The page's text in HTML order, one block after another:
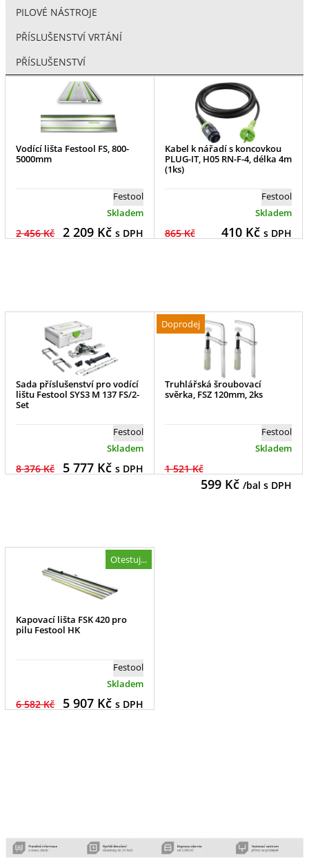
PILOVÉ NÁSTROJE
PŘÍSLUŠENSTVÍ VRTÁNÍ
PŘÍSLUŠENSTVÍ
Vodící lišta Festool FS, 800-
5000mm
Festool
Skladem
2 456 Kč 2 209Kč s DPH
Kabel k nářadí s koncovkou
PLUG-IT, H05 RN-F-4, délka 4m
(1ks)
Festool
Skladem
865 Kč 410Kč s DPH
Sada příslušenství pro vodící
lištu Festool SYS3 M 137 FS/2-
Set
Festool
Skladem
8 376 Kč 5 777Kč s DPH
Doprodej
Truhlářská šroubovací
svěrka, FSZ 120mm, 2ks
Festool
Skladem
1 521 Kč
599Kč /bal s DPH
Otestuj...
Kapovací lišta FSK 420 pro
pilu Festool HK
Festool
Skladem
6 582 Kč 5 907Kč s DPH